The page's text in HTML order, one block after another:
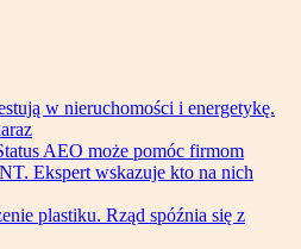
w nieruchomości i energetykę.
AEO może pomóc firmom
Ekspert wskazuje kto na nich
plastiku. Rząd spóźnia się z